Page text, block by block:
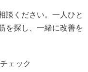
談ください。一人ひと
を探し、一緒に改善を
ェック